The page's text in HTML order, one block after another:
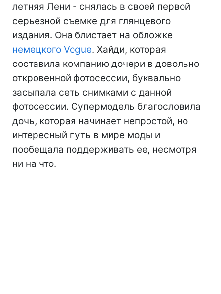
летняя Лени - снялась в своей первой
серьезной съемке для глянцевого
издания. Она блистает на обложке
немецкого Vogue. Хайди, которая
составила компанию дочери в довольно
откровенной фотосессии, буквально
засыпала сеть снимками с данной
фотосессии. Супермодель благословила
дочь, которая начинает непростой, но
интересный путь в мире моды и
пообещала поддерживать ее, несмотря
ни на что.